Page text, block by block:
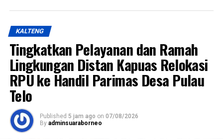
KALTENG
Tingkatkan Pelayanan dan Ramah
Lingkungan Distan Kapuas Relokasi
RPU ke Handil Parimas Desa Pulau
Telo
Published 5 jam ago on 07/08/2026
By adminsuaraborneo